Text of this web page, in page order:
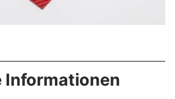
Informationen